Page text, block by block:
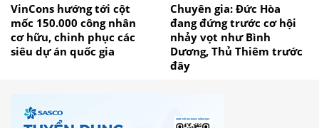
VinCons hướng tới cột
mốc 150.000 công nhân
cơ hữu, chinh phục các
siêu dự án quốc gia
Chuyên gia: Đức Hòa
đang đứng trước cơ hội
nhảy vọt như Bình
Dương, Thủ Thiêm trước
đây